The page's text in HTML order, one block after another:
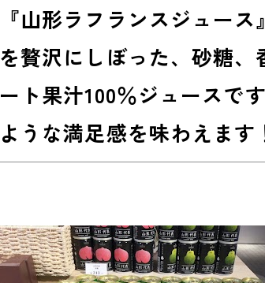
『山形ラフランスジュー
を贅沢にしぼった、砂糖
ート果汁100％ジュースで
ような満足感を味わえます